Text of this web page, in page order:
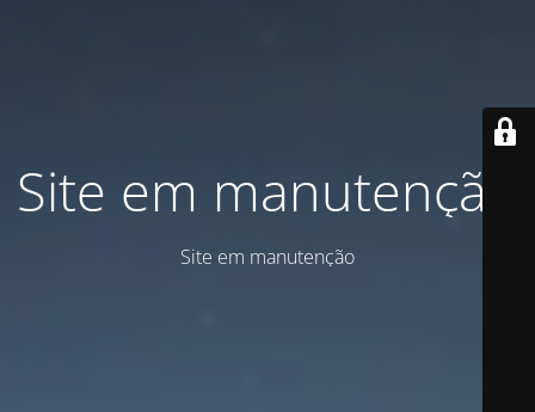
Site em manutenção
Site em manutenção